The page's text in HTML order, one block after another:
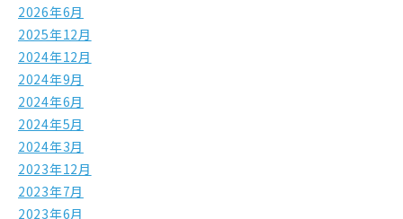
2026年6月
2025年12月
2024年12月
2024年9月
2024年6月
2024年5月
2024年3月
2023年12月
2023年7月
2023年6月